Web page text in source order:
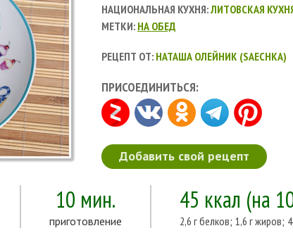
НАЦИОНАЛЬНАЯ КУХНЯ:ЛИТОВСКАЯ
МЕТКИ: НА ОБЕД
РЕЦЕПТ ОТ: НАТАША ОЛЕЙНИК (SAECHKA)
ПРИСОЕДИНИТЬСЯ:
Добавить свой рецепт
10 мин.
приготовление
45 ккал (на
2,6 г белков; 1,6 г жиров;